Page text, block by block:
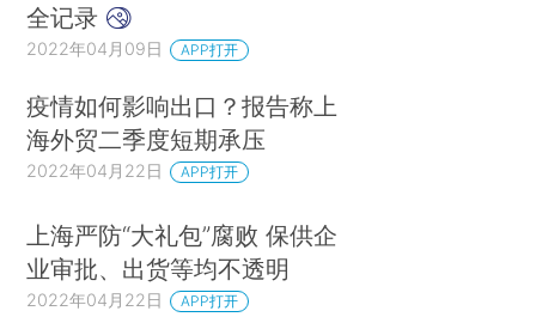
全记录
2022年04月09日 APP打开
疫情如何影响出口？报告称上
海外贸二季度短期承压
2022年04月22日 APP打开
上海严防“大礼包”腐败 保供企
业审批、出货等均不透明
2022年04月22日 APP打开